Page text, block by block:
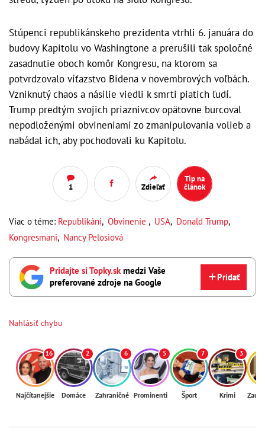
Stúpenci republikánskeho prezidenta vtrhli 6. januára do
budovy Kapitolu vo Washingtone a prerušili tak spoločné
zasadnutie oboch komôr Kongresu, na ktorom sa
potvrdzovalo víťazstvo Bidena v novembrových voľbách.
Vzniknutý chaos a násilie viedli k smrti piatich ľudí.
Trump predtým svojich priaznivcov opätovne burcoval
nepodloženými obvineniami zo zmanipulovania volieb a
nabádal ich, aby pochodovali ku Kapitolu.
1 Zdieľať
Tip na
článok
Viac o téme: Republikáni, Obvinenie , USA, Donald Trump,
Kongresmani, Nancy Pelosiová
Pridajte si Topky.skmedzi Vaše
preferované zdroje na Google
Pridať
Nahlásiť chybu
16
Najčítanejšie
2
Domáce
6
Zahraničné
5
Prominenti
7
Šport
3
Krimi